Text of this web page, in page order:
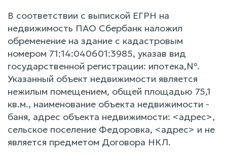
В соответствии с выпиской ЕГРН на
недвижимость ПАО Сбербанк наложил
обременение на здание с кадастровым
номером 71:14:040601:3985, указав вид
государственной регистрации: ипотека,№.
Указанный объект недвижимости является
нежилым помещением, общей площадью 75,1
кв.м., наименование объекта недвижимости -
баня, адрес объекта недвижимости: <адрес>,
сельское поселение Федоровка, <адрес> и не
является предметом Договора НКЛ.